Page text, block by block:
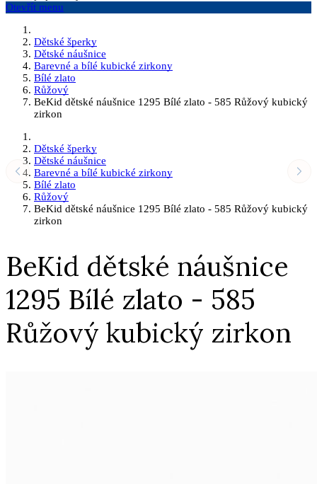
Otevřít menu
Dětské šperky
Dětské náušnice
Barevné a bílé kubické zirkony
Bílé zlato
Růžový
BeKid dětské náušnice 1295 Bílé zlato - 585 Růžový kubický
zirkon
Dětské šperky
Dětské náušnice
Barevné a bílé kubické zirkony
Bílé zlato
Růžový
BeKid dětské náušnice 1295 Bílé zlato - 585 Růžový kubický
zirkon
BeKid dětské náušnice
1295 Bílé zlato - 585
Růžový kubický zirkon